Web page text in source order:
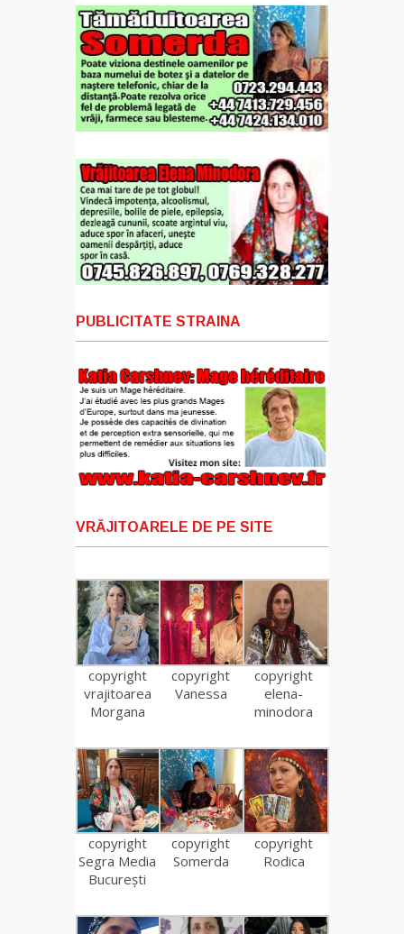
PUBLICITATE STRAINA
VRĂJITOARELE DE PE SITE
copyright
vrajitoarea
Morgana
copyright
Vanessa
copyright
elena-
minodora
copyright
Segra Media
București
copyright
Somerda
copyright
Rodica